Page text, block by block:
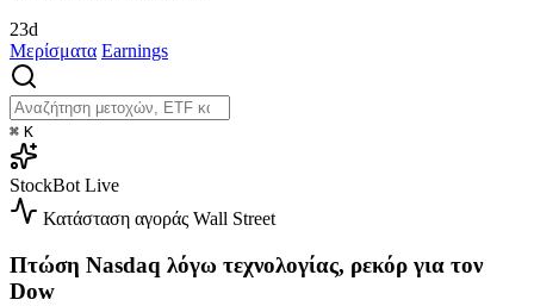
23d
Μερίσματα Earnings
⌘ K
StockBot Live
Κατάσταση αγοράς Wall Street
Πτώση Nasdaq λόγω τεχνολογίας, ρεκόρ για τον
Dow